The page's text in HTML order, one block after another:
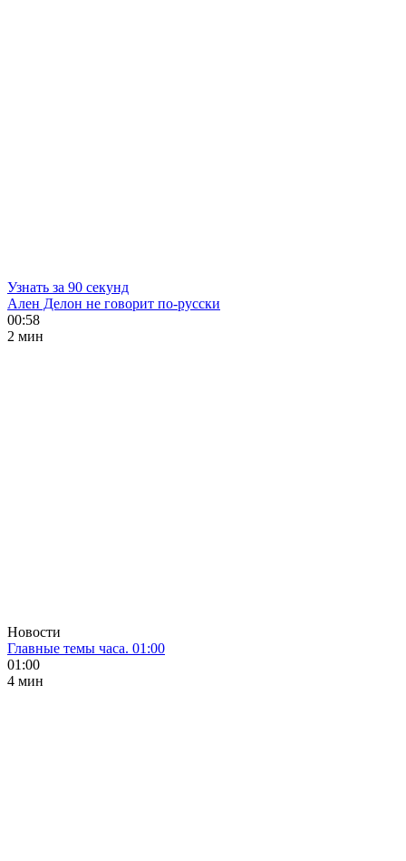
Узнать за 90 секунд
Ален Делон не говорит по-русски
00:58
2 мин
Новости
Главные темы часа. 01:00
01:00
4 мин